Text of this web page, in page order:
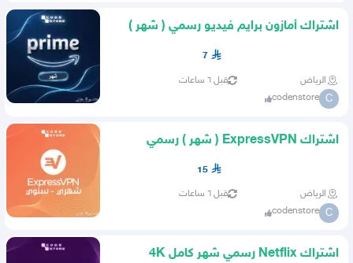
اشتراك أمازون برايم فيديو رسمي ( شهر )
7
الرياض قبل ٦ ساعات
C
codenstore
اشتراك ExpressVPN ( شهر ) رسمي
ضمان ذهبي من كود ستور
15
الرياض قبل ٦ ساعات
C
codenstore
اشتراك Netflix رسمي شهر كامل 4K